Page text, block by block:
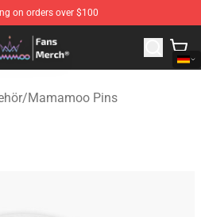
on orders over $100
Mamamoo Merchandise Shop
/Mamamoo Pins